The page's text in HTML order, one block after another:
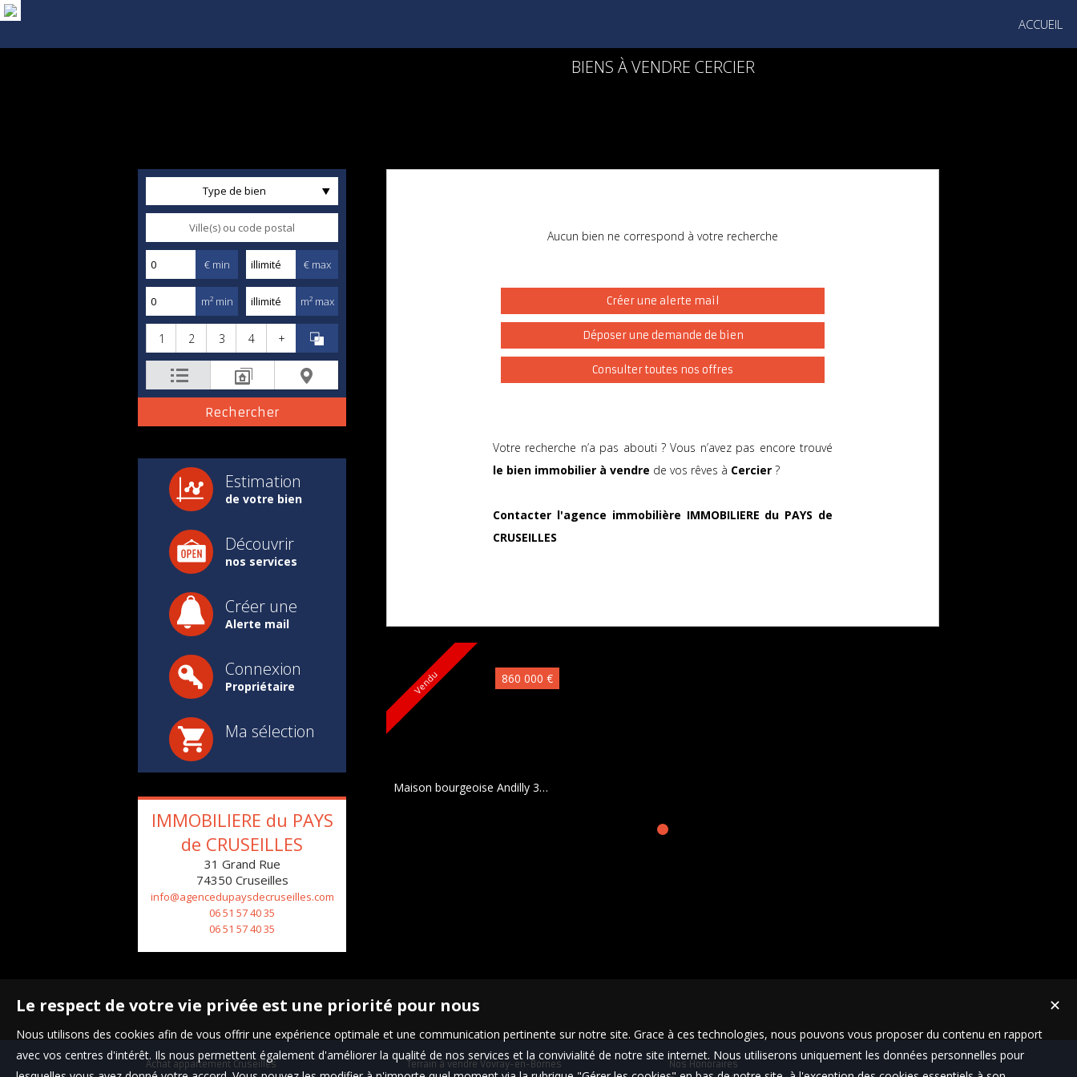
ACCUEIL
BIENS À VENDRE CERCIER
Type de bien
€ min € max
m² min m² max
1 2 3 4 +
Estimation
de votre bien
Découvrir
nos services
Créer une
Alerte mail
Connexion
Propriétaire
Ma sélection
IMMOBILIERE du PAYS
de CRUSEILLES
31 Grand Rue
74350 Cruseilles
info@agencedupaysdecruseilles.com
06 51 57 40 35
06 51 57 40 35
Aucun bien ne correspond à votre recherche
Créer une alerte mail
Déposer une demande de bien
Consulter toutes nos offres
Votre recherche n’a pas abouti ? Vous n’avez pas encore trouvé
le bien immobilier à vendre de vos rêves à Cercier ?
Contacter l'agence immobilière IMMOBILIERE du PAYS de
CRUSEILLES
Vendu 860 000 €
Maison bourgeoise Andilly 300 m²
1
Achat appartement Cruseilles
Terrain à vendre Vovray-en-Bornes
Nos Honoraires
✕
Le respect de votre vie privée est une priorité pour nous
Nous utilisons des cookies afin de vous offrir une expérience optimale et une communication pertinente sur notre site. Grace à ces technologies, nous pouvons vous proposer du contenu en rapport
avec vos centres d'intérêt. Ils nous permettent également d'améliorer la qualité de nos services et la convivialité de notre site internet. Nous utiliserons uniquement les données personnelles pour